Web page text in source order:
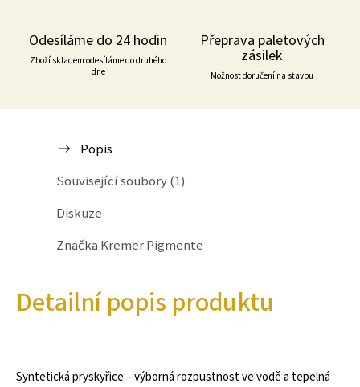
Odesíláme do 24 hodin
Zboží skladem odesíláme do druhého
dne
Přeprava paletových
zásilek
Možnost doručení na stavbu
Popis
Související soubory (1)
Diskuze
Značka Kremer Pigmente
Detailní popis produktu
Syntetická pryskyřice – výborná rozpustnost ve vodě a tepelná